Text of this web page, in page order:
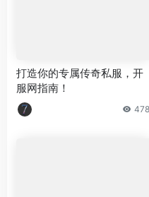
打造你的专属传奇私服，开
服网指南！
478